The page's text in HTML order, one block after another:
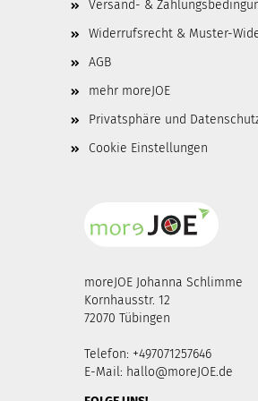
Versand- &
Widerrufsrecht & Muster-
AGB
mehr moreJOE
Privatsphäre und
Cookie Einstellungen
moreJOE Johanna Schlimme
Kornhausstr. 12
72070 Tübingen
Telefon: +497071257646
E-Mail: hallo@moreJOE.de